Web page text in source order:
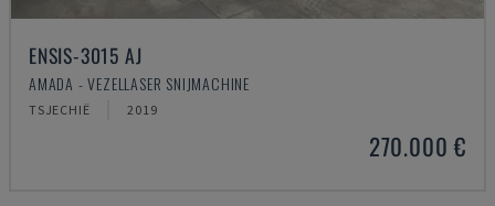
ENSIS-3015 AJ
AMADA - VEZELLASER SNIJMACHINE
TSJECHIË 2019
270.000 €